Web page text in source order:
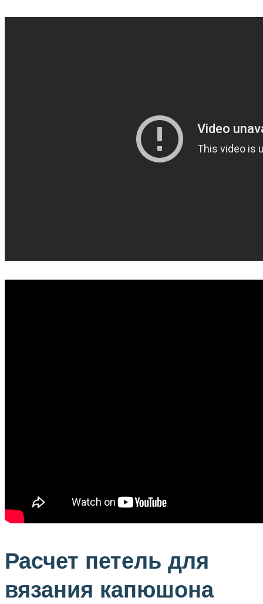
Расчет петель для
вязания капюшона